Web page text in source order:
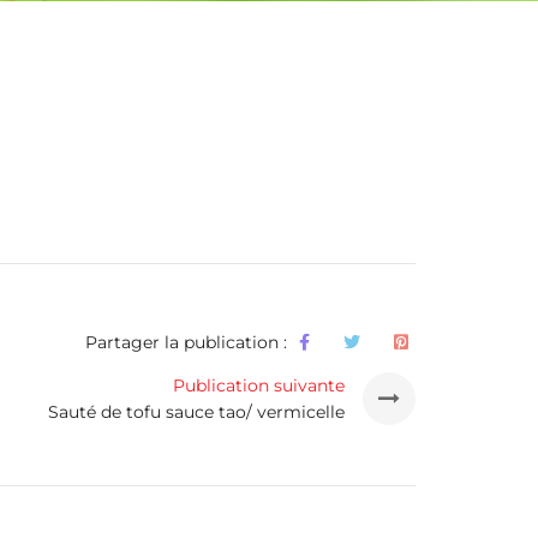
Partager la publication :
Publication suivante
Sauté de tofu sauce tao/ vermicelle